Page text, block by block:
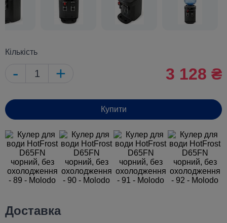
Кількість
- + 3 128 ₴
Купити
Доставка